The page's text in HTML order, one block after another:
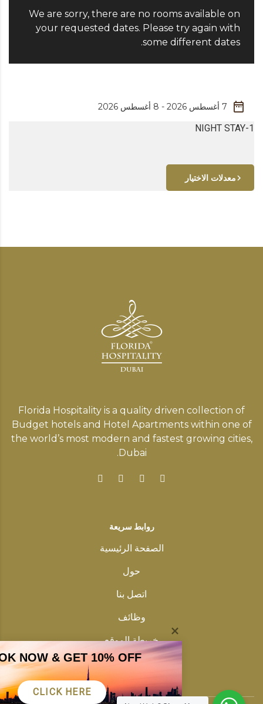
We are sorry, there are no rooms available on
your requested dates. Please try again with
some different dates.
1-NIGHT STAY
معدلات الاختيار
Florida Hospitality is a quality driven collection of
Budget hotels and Hotel Apartments within one of
the world’s most modern and fastest growing cities,
Dubai.
روابط سريعة
الصفحة الرئيسية
حول
اتصل بنا
وظائف
خريطة الموقع
سياسة خاصة
CLICK HERE
NOW & GET 10% OFF